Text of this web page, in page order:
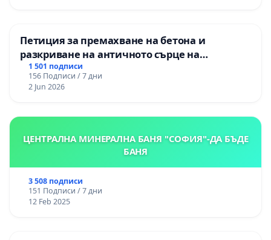
Петиция за премахване на бетона и
разкриване на античното сърце на
Могиланската могила във Враца
1 501 подписи
156 Подписи / 7 дни
2 Jun 2026
ЦЕНТРАЛНА МИНЕРАЛНА БАНЯ "СОФИЯ"-ДА БЪДЕ
БАНЯ
3 508 подписи
151 Подписи / 7 дни
12 Feb 2025